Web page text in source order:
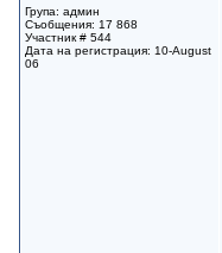
Група: админ
Съобщения: 17 868
Участник # 544
Дата на регистрация: 10-August
06